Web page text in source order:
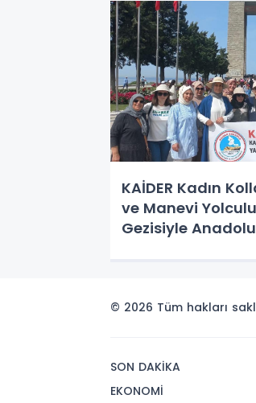
KAİDER Kadın
ve Manevi
Gezisiyle
© 2026 Tüm hakları
SON DAKİKA
EKONOMİ